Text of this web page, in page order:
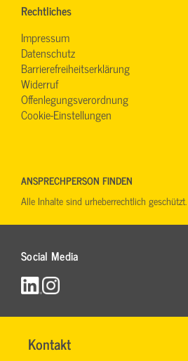
Kontakt
RONALD
Name*
Rechtliches
Impressum
Datenschutz
Barrierefreiheitserklärung
Widerruf
Offenlegungsverordnung
Cookie-Einstellungen
Social Media
ANSPRECHPERSON FINDEN
Alle Inhalte sind urheberrechtlich